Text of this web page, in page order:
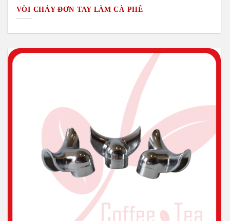
VÒI CHẢY ĐƠN TAY LÀM CÀ PHÊ